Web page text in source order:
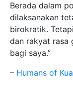
Berada dalam
dilaksanakan
birokratik.
dan rakyat rasa
bagi saya.”
– Humans of